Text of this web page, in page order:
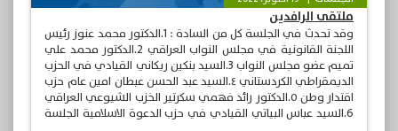
ملتقى الرافدين
وقد تحدث في الجلسة كل من السادة : 1.الدكتور محمد عنوز رئيس
اللجنة القانونية في مجلس النواب العراقي 2.الدكتور محمد علي
تميم عضو مجلس النواب 3.السيد بنكين ريكاني القيادي في الحزب
الديمقراطي الكردستاني ٤.السيد عبد الحسن عبطان امين عام حزب
اقتدار وطن ٥.الدكتور رائد فهمي سكرتير الخزب الشيوعي العراقي
6.السيد عباس البياتي القيادي في حزب الدعوة الاسلامية الجلسة